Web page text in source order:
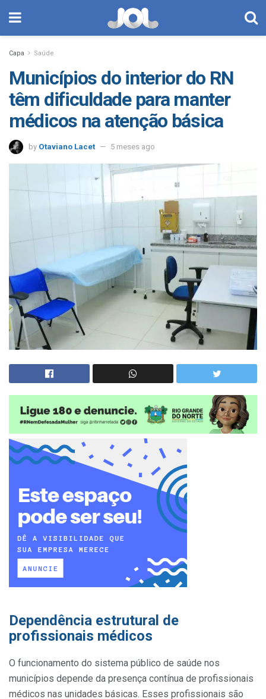
Capa Saúde
Municípios do interior do RN
têm dificuldade para manter
médicos na atenção básica
by Otaviano Lacet 5 meses ago
Dependência estrutural de
profissionais médicos
O funcionamento do sistema público de saúde nos
municípios depende da presença contínua de profissionais
médicos nas unidades básicas. Esses profissionais são